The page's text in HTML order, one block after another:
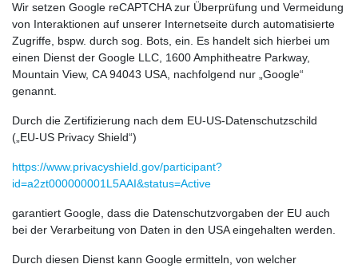
Wir setzen Google reCAPTCHA zur Überprüfung und Vermeidung
von Interaktionen auf unserer Internetseite durch automatisierte
Zugriffe, bspw. durch sog. Bots, ein. Es handelt sich hierbei um
einen Dienst der Google LLC, 1600 Amphitheatre Parkway,
Mountain View, CA 94043 USA, nachfolgend nur „Google“
genannt.
Durch die Zertifizierung nach dem EU-US-Datenschutzschild
(„EU-US Privacy Shield“)
https://www.privacyshield.gov/participant?
id=a2zt000000001L5AAI&status=Active
garantiert Google, dass die Datenschutzvorgaben der EU auch
bei der Verarbeitung von Daten in den USA eingehalten werden.
Durch diesen Dienst kann Google ermitteln, von welcher